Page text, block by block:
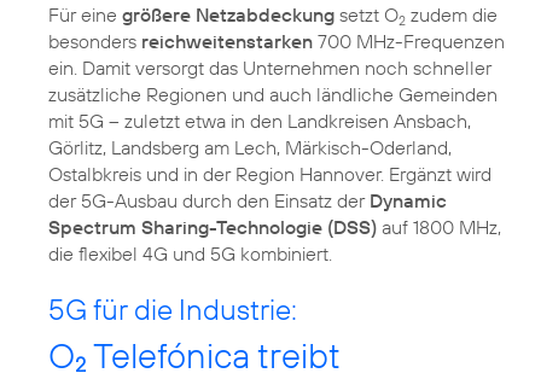
Für eine größere Netzabdeckung setzt O2 zudem die
besonders reichweitenstarken 700 MHz-Frequenzen
ein. Damit versorgt das Unternehmen noch schneller
zusätzliche Regionen und auch ländliche Gemeinden
mit 5G – zuletzt etwa in den Landkreisen Ansbach,
Görlitz, Landsberg am Lech, Märkisch-Oderland,
Ostalbkreis und in der Region Hannover. Ergänzt wird
der 5G-Ausbau durch den Einsatz der Dynamic
Spectrum Sharing-Technologie (DSS) auf 1800 MHz,
die flexibel 4G und 5G kombiniert.
5G für die Industrie:
O2 Telefónica treibt